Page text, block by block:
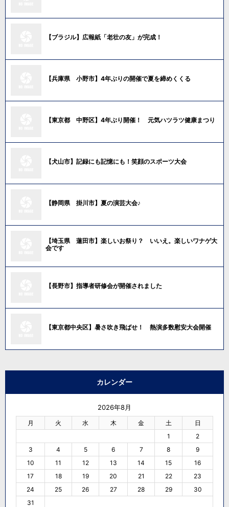
【ブラジル】広報紙「老壮の友」が完成！
【兵庫県 小野市】4年ぶりの開催で夏を締めくくる
【東京都 中野区】4年ぶり開催！ 元気ハツラツ健康まつり
【犬山市】記録にも記憶にも！笑顔のスポーツ大会
【静岡県 掛川市】夏の演芸大会♪
【埼玉県 蓮田市】楽しいお祭り？ いいえ。楽しいワナゲ大
会です
【長野市】指導者研修会が開催されました
【東京都中央区】暑さ吹き飛ばせ！ 熱演多数慰安大会開催
カレンダー
2026年8月
月 火 水 木 金 土 日
1
2
3
4 5 6 7 8
9
10
11 12 13 14 15
16
17
18 19 20 21 22
23
24
25 26 27 28 29
30
31